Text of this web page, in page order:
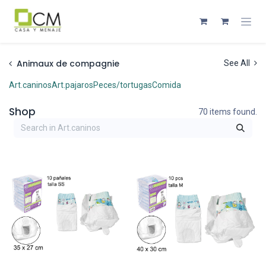
Animaux de compagnie See All
Art.caninosArt.pajarosPeces/tortugasComida
Shop 70 items found.